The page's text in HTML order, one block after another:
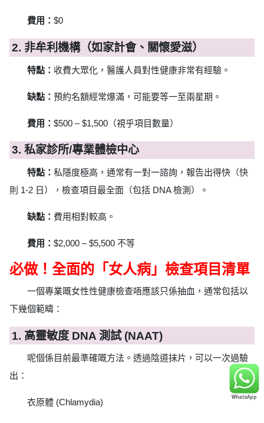
費用： $0
2. 非牟利機構（如家計會、關懷愛滋）
特點： 收費大眾化，醫護人員對性健康非常有經驗。
缺點： 預約名額經常爆滿，可能要等一至兩星期。
費用： $500 – $1,500（視乎項目數量）
3. 私家診所/專業體檢中心
特點： 私隱度極高，通常有一對一諮詢，報告出得快（快
則 1-2 日），檢查項目最全面（包括 DNA 檢測）。
缺點： 費用相對較高。
費用： $2,000 – $5,500 不等
必做！全面的「女人病」檢查項目清單
一個專業嘅女性性健康檢查唔應該只係抽血，通常包括以
下幾個範疇：
1. 高靈敏度 DNA 測試 (NAAT)
呢個係目前最準確嘅方法。透過陰道抹片，可以一次過驗
出：
衣原體 (Chlamydia)